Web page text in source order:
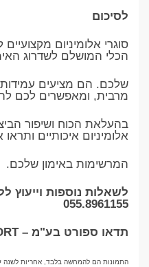
לסיכום
סוגרי אלומיניום
הכלי המושלם לשדרוג
שלכם. הם מציעים
מרבית, ומאפשרים לכם
בהעלאת הכוח ושיפור
אלומיניום איכותיים
המרשימות באימון שלכם.
לשאלות נוספות וייעוץ
055.8961155
תדאו ספורט בע"מ – TADDEO SPORT
התמונות הם להמחשה בלבד, אחריות לשנה